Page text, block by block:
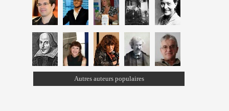
Autres auteurs populaires